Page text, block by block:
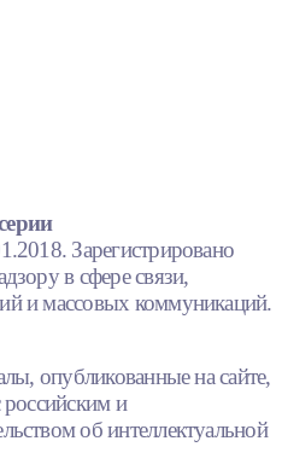
Зарегистрировано
в сфере связи,
и массовых коммуникаций.
опубликованные на сайте,
и
об интеллектуальной